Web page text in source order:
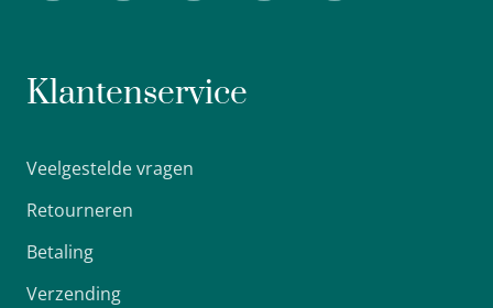
Klantenservice
Veelgestelde vragen
Retourneren
Betaling
Verzending